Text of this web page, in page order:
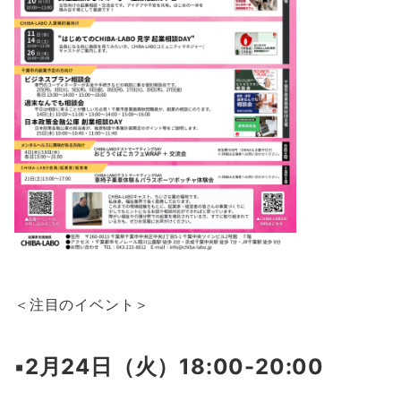
＜注目のイベント＞
▪️2月24日（火）18:00-20:00